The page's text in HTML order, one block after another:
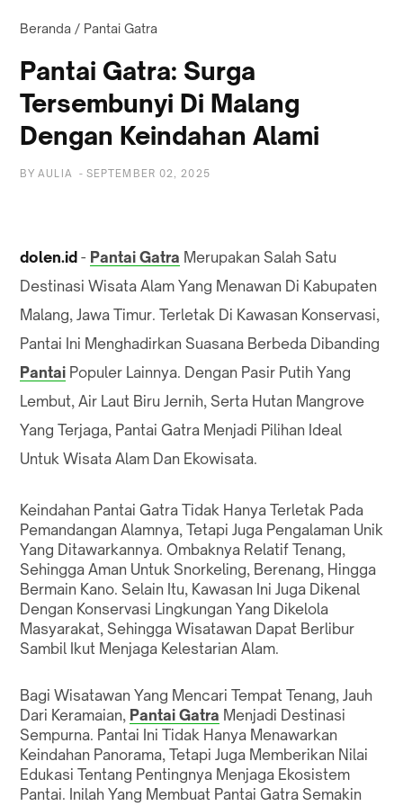
Beranda / Pantai Gatra
Pantai Gatra: Surga
Tersembunyi Di Malang
Dengan Keindahan Alami
BY AULIA - SEPTEMBER 02, 2025
dolen.id - Pantai Gatra Merupakan Salah Satu
Destinasi Wisata Alam Yang Menawan Di Kabupaten
Malang, Jawa Timur. Terletak Di Kawasan Konservasi,
Pantai Ini Menghadirkan Suasana Berbeda Dibanding
Pantai Populer Lainnya. Dengan Pasir Putih Yang
Lembut, Air Laut Biru Jernih, Serta Hutan Mangrove
Yang Terjaga, Pantai Gatra Menjadi Pilihan Ideal
Untuk Wisata Alam Dan Ekowisata.
Keindahan Pantai Gatra Tidak Hanya Terletak Pada
Pemandangan Alamnya, Tetapi Juga Pengalaman Unik
Yang Ditawarkannya. Ombaknya Relatif Tenang,
Sehingga Aman Untuk Snorkeling, Berenang, Hingga
Bermain Kano. Selain Itu, Kawasan Ini Juga Dikenal
Dengan Konservasi Lingkungan Yang Dikelola
Masyarakat, Sehingga Wisatawan Dapat Berlibur
Sambil Ikut Menjaga Kelestarian Alam.
Bagi Wisatawan Yang Mencari Tempat Tenang, Jauh
Dari Keramaian, Pantai Gatra Menjadi Destinasi
Sempurna. Pantai Ini Tidak Hanya Menawarkan
Keindahan Panorama, Tetapi Juga Memberikan Nilai
Edukasi Tentang Pentingnya Menjaga Ekosistem
Pantai. Inilah Yang Membuat Pantai Gatra Semakin